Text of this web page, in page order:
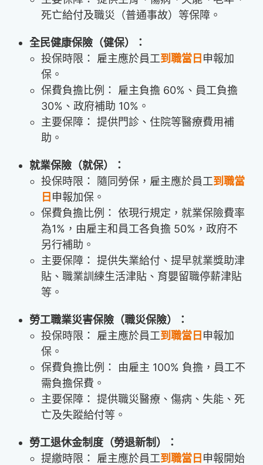
死亡給付及職災（普通事故）等保障。
全民健康保險（健保）：
投保時限： 雇主應於員工到職當日 申報加
保。
保費負擔比例： 雇主負擔 60%、員工負擔
30%、政府補助 10%。
主要保障： 提供門診、住院等醫療費用補
助。
就業保險（就保）：
投保時限： 隨同勞保，雇主應於員工到職當
日 申報加保。
保費負擔比例： 依現行規定，就業保險費率
為1%，由雇主和員工各負擔 50%，政府不
另行補助。
主要保障： 提供失業給付、提早就業獎助津
貼、職業訓練生活津貼、育嬰留職停薪津貼
等。
勞工職業災害保險（職災保險）：
投保時限： 雇主應於員工到職當日 申報加
保。
保費負擔比例： 由雇主 100% 負擔，員工不
需負擔保費。
主要保障： 提供職災醫療、傷病、失能、死
亡及失蹤給付等。
勞工退休金制度（勞退新制）：
提繳時限： 雇主應於員工到職當日 申報開始